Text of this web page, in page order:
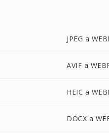
JPEG a
AVIF a
HEIC a
DOCX a